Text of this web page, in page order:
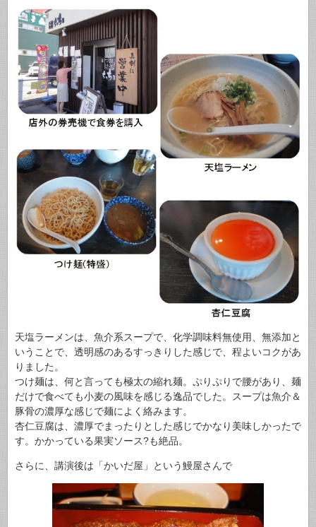
天塩ラーメンは、魚介系スープで、化学調味料無使用、無添加と
いうことで、透明感のあるすっきりした感じで、程よいコクがあ
りました。
つけ麺は、何と言っても極太の縮れ麺。ぷりぷりで腰があり、麺
だけで食べても小麦の風味を感じる逸品でした。スープは魚介＆
豚骨の濃厚な感じで麺によく絡みます。
杏仁豆腐は、濃厚でまったりとした感じでかなり美味しかったで
す。かかっている果実ソース?も絶品。
さらに、講演後は「かいだ屋」という鰻屋さんで